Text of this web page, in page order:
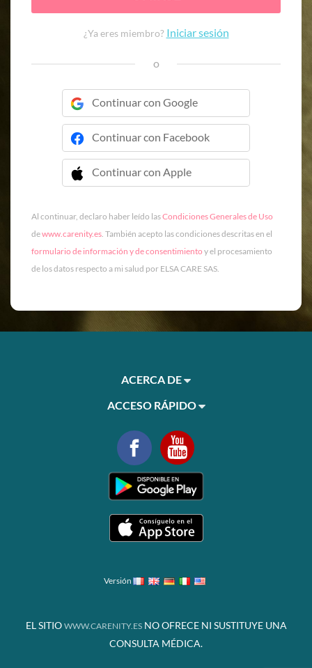
¿Ya eres miembro? Iniciar sesión
o
Continuar con Google
Continuar con Facebook
Continuar con Apple
 Continuar con Apple
Al continuar, declaro haber leído lasCondiciones Generales de Uso
dewww.carenity.es. También acepto las condiciones descritas en el
formulario de información y de consentimiento y el procesamiento
de los datos respecto a mi salud por ELSA CARE SAS.
ACERCA DE
ACCESO RÁPIDO
Versión
EL SITIO WWW.CARENITY.ESNO OFRECE NI SUSTITUYE UNA
CONSULTA MÉDICA.